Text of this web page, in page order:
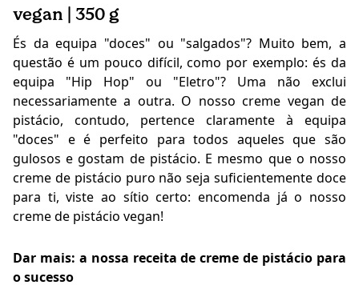
vegan | 350 g
És da equipa "doces" ou "salgados"? Muito bem, a
questão é um pouco difícil, como por exemplo: és da
equipa "Hip Hop" ou "Eletro"? Uma não exclui
necessariamente a outra. O nosso creme vegan de
pistácio, contudo, pertence claramente à equipa
"doces" e é perfeito para todos aqueles que são
gulosos e gostam de pistácio. E mesmo que o nosso
creme de pistácio puro não seja suficientemente doce
para ti, viste ao sítio certo: encomenda já o nosso
creme de pistácio vegan!
Dar mais: a nossa receita de creme de pistácio para
o sucesso